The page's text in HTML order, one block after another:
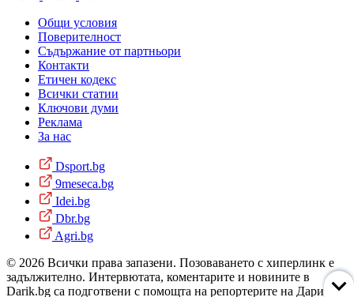
Общи условия
Поверителност
Съдържание от партньори
Контакти
Етичен кодекс
Всички статии
Ключови думи
Реклама
За нас
Dsport.bg
9meseca.bg
Idei.bg
Dbr.bg
Agri.bg
© 2026 Всички права запазени. Позоваването с хиперлинк е
задължително. Интервютата, коментарите и новините в
Darik.bg са подготвени с помощта на репортерите на Дарик